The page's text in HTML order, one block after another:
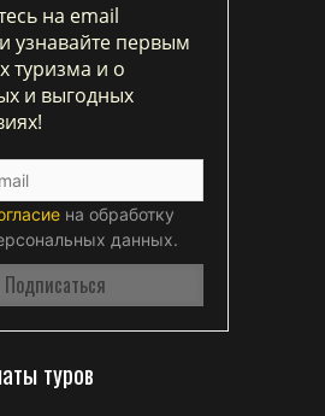
на email
узнавайте первым
туризма и о
и выгодных
на обработку
данных.
туров